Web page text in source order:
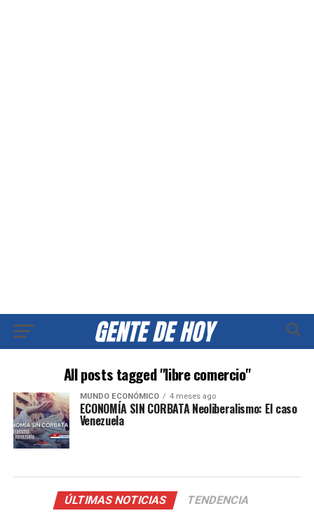
All posts tagged "libre comercio"
MUNDO ECONÓMICO 4 meses ago
ECONOMÍA SIN CORBATA Neoliberalismo: El caso
Venezuela
ÚLTIMAS NOTICIAS TENDENCIA